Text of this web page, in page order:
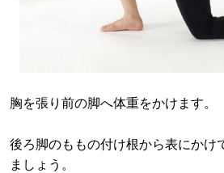
胸を張り前の脚へ体重をかけます。
後ろ脚のももの付け根から表にかけ
ましょう。